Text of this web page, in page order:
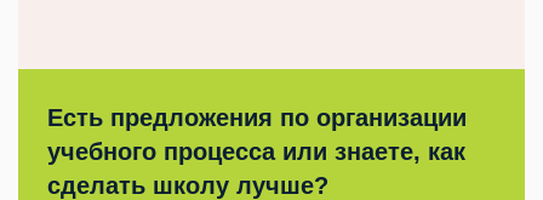
Есть предложения по организации
учебного процесса или знаете, как
сделать школу лучше?